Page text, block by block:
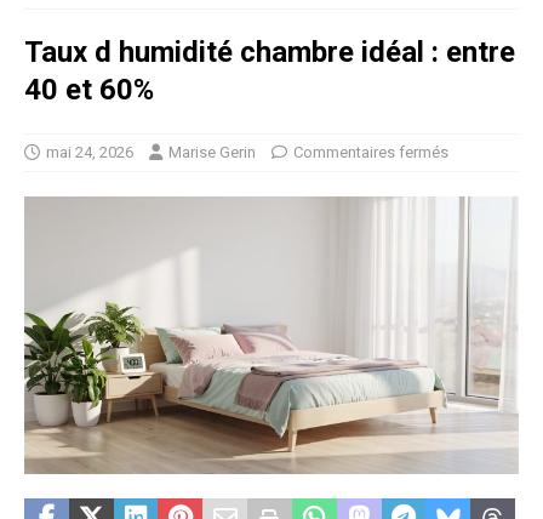
Taux d humidité chambre idéal : entre
40 et 60%
mai 24, 2026 Marise Gerin Commentaires fermés